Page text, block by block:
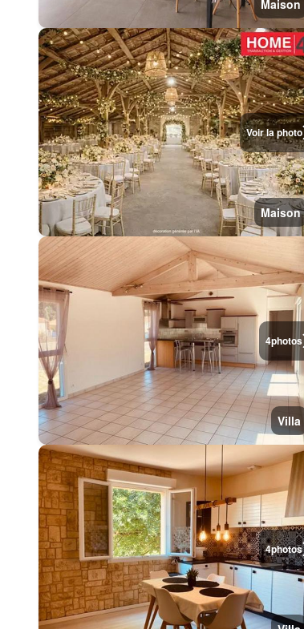
Maison
Voir la photo
Maison
4photos
Villa
4photos